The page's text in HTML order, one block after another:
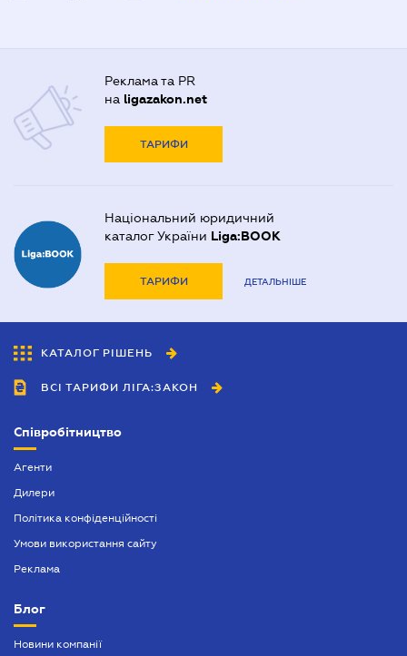
Реклама та PR
на ligazakon.net
ТАРИФИ
Національний юридичний
каталог України Liga:BOOK
ТАРИФИ ДЕТАЛЬНІШЕ
КАТАЛОГ РІШЕНЬ
ВСІ ТАРИФИ ЛІГА:ЗАКОН
Співробітництво
Агенти
Дилери
Політика конфіденційності
Умови використання сайту
Реклама
Блог
Новини компанії